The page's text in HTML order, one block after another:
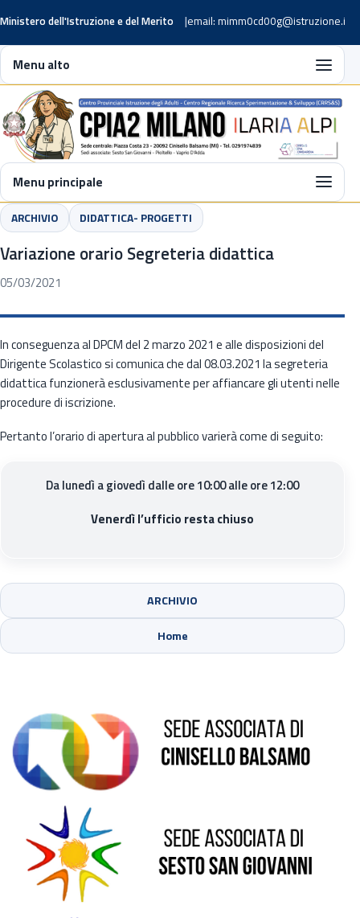
Ministero dell'Istruzione e del Merito email: mimm0cd00g@istruzione.it
Menu alto
Menu principale
ARCHIVIO DIDATTICA- PROGETTI
Variazione orario Segreteria didattica
05/03/2021
In conseguenza al DPCM del 2 marzo 2021 e alle disposizioni del
Dirigente Scolastico si comunica che dal 08.03.2021 la segreteria
didattica funzionerà esclusivamente per affiancare gli utenti nelle
procedure di iscrizione.
Pertanto l’orario di apertura al pubblico varierà come di seguito:
Da lunedì a giovedì dalle ore 10:00 alle ore 12:00
Venerdì l’ufficio resta chiuso
ARCHIVIO
Home
Sede di Cinisello Balsamo
Sede di Sesto San Giovanni
Sede di Pioltello